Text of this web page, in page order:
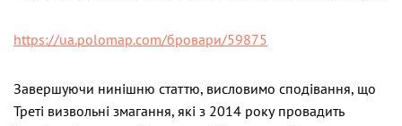
https://ua.polomap.com/бровари/59875
Завершуючи нинішню статтю, висловимо сподівання, що
Треті визвольні змагання, які з 2014 року провадить